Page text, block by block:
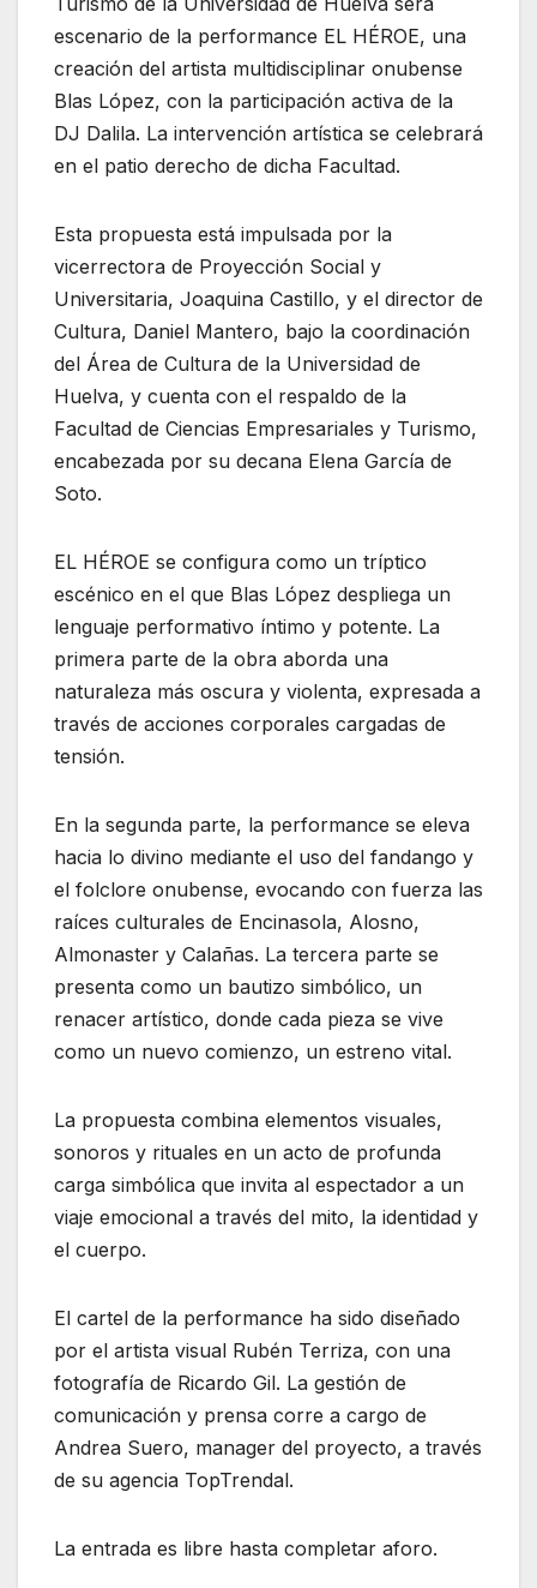
escenario de la performance EL HÉROE, una
creación del artista multidisciplinar onubense
Blas López, con la participación activa de la
DJ Dalila. La intervención artística se celebrará
en el patio derecho de dicha Facultad.
Esta propuesta está impulsada por la
vicerrectora de Proyección Social y
Universitaria, Joaquina Castillo, y el director de
Cultura, Daniel Mantero, bajo la coordinación
del Área de Cultura de la Universidad de
Huelva, y cuenta con el respaldo de la
Facultad de Ciencias Empresariales y Turismo,
encabezada por su decana Elena García de
Soto.
EL HÉROE se configura como un tríptico
escénico en el que Blas López despliega un
lenguaje performativo íntimo y potente. La
primera parte de la obra aborda una
naturaleza más oscura y violenta, expresada a
través de acciones corporales cargadas de
tensión.
En la segunda parte, la performance se eleva
hacia lo divino mediante el uso del fandango y
el folclore onubense, evocando con fuerza las
raíces culturales de Encinasola, Alosno,
Almonaster y Calañas. La tercera parte se
presenta como un bautizo simbólico, un
renacer artístico, donde cada pieza se vive
como un nuevo comienzo, un estreno vital.
La propuesta combina elementos visuales,
sonoros y rituales en un acto de profunda
carga simbólica que invita al espectador a un
viaje emocional a través del mito, la identidad y
el cuerpo.
El cartel de la performance ha sido diseñado
por el artista visual Rubén Terriza, con una
fotografía de Ricardo Gil. La gestión de
comunicación y prensa corre a cargo de
Andrea Suero, manager del proyecto, a través
de su agencia TopTrendal.
La entrada es libre hasta completar aforo.